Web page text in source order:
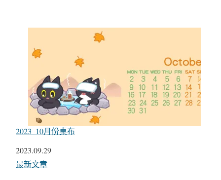
2023_10月份桌布
日期
2023.09.29
關於
最新文章